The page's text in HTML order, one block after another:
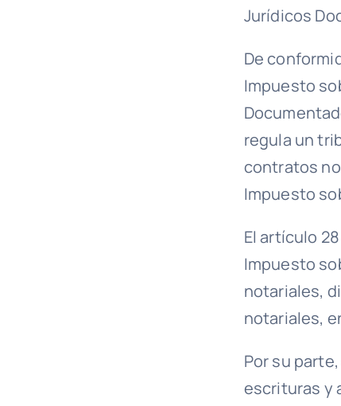
Jurídicos
De
Impuesto
regula un
contratos
Impuesto
El artículo
Impuesto
notariales,
notariales,
Por su
escrituras y